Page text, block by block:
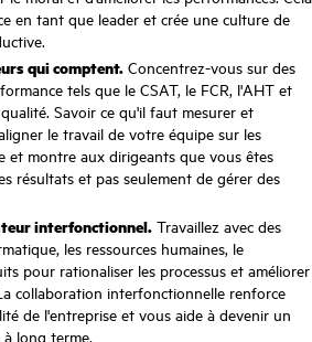
en tant que leader et crée une culture de
qui comptent. Concentrez-vous sur des
tels que le CSAT, le FCR, l'AHT et
Savoir ce qu'il faut mesurer et
le travail de votre équipe sur les
et montre aux dirigeants que vous êtes
résultats et pas seulement de gérer des
interfonctionnel. Travaillez avec des
les ressources humaines, le
pour rationaliser les processus et améliorer
collaboration interfonctionnelle renforce
de l'entreprise et vous aide à devenir un
long terme.